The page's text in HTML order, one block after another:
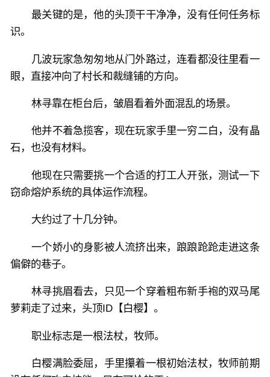
最关键的是，他的头顶干干净净，没有任何任务标
识。
几波玩家急匆匆地从门外路过，连看都没往里看一
眼，直接冲向了村长和裁缝铺的方向。
林寻靠在柜台后，皱眉看着外面混乱的场景。
他并不着急揽客，现在玩家手里一穷二白，没有晶
石，也没有材料。
他现在只需要挑一个合适的打工人开张，测试一下
窃命熔炉系统的具体运作流程。
大约过了十几分钟。
一个娇小的身影被人流挤出来，踉踉跄跄走进这条
偏僻的巷子。
林寻挑眉看去，只见一个穿着粗布新手袍的双马尾
萝莉走了过来，头顶ID【白樱】。
职业标志是一根法杖，牧师。
白樱满脸委屈，手里攥着一根初始法杖，牧师前期